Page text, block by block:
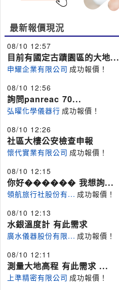
最新報價現況
08/10 12:57
目前有國定古蹟園區的大地...
申耀企業有限公司 成功報價！
08/10 12:56
詢問panreac 70...
弘曜化學儀器行 成功報價！
08/10 12:26
社區大樓公安檢查申報
懷代實業有限公司 成功報價！
08/10 12:15
你好������ 我想詢...
領航旅行社股份有... 成功報價！
08/10 12:13
水銀溫度計 有此需求
廣水儀器股份有限... 成功報價！
08/10 12:11
測量大地高程 有此需求 ...
上準精密有限公司 成功報價！